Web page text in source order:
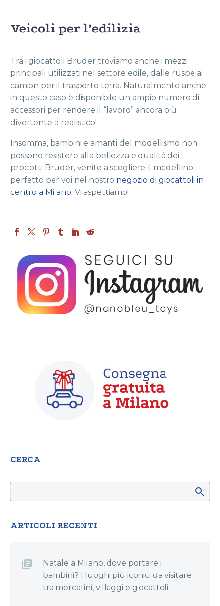
Veicoli per l’edilizia
Tra i giocattoli Bruder troviamo anche i mezzi
principali utilizzati nel settore edile, dalle ruspe ai
camion per il trasporto terra. Naturalmente anche
in questo caso è disponibile un ampio numero di
accessori per rendere il “lavoro” ancora più
divertente e realistico!
Insomma, bambini e amanti del modellismo non
possono resistere alla bellezza e qualità dei
prodotti Bruder, venite a scegliere il modellino
perfetto per voi nel nostro negozio di giocattoli in
centro a Milano. Vi aspettiamo!
CERCA
ARTICOLI RECENTI
Natale a Milano, dove portare i
bambini? I luoghi più iconici da visitare
tra mercatini, villaggi e giocattoli